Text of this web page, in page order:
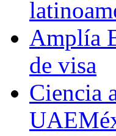
Amplía
de visa
Ciencia